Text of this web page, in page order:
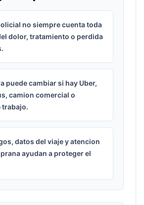
no siempre cuenta toda
dolor, tratamiento o perdida
puede cambiar si hay Uber,
camion comercial o
trabajo.
datos del viaje y atencion
ayudan a proteger el